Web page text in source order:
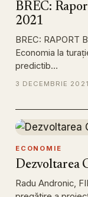
BREC:
2021
BREC: RAPORT
Economia la
predictib…
3 DECEMBRIE 2021
ECONOMIE
Dezvoltarea
Radu Andronic,